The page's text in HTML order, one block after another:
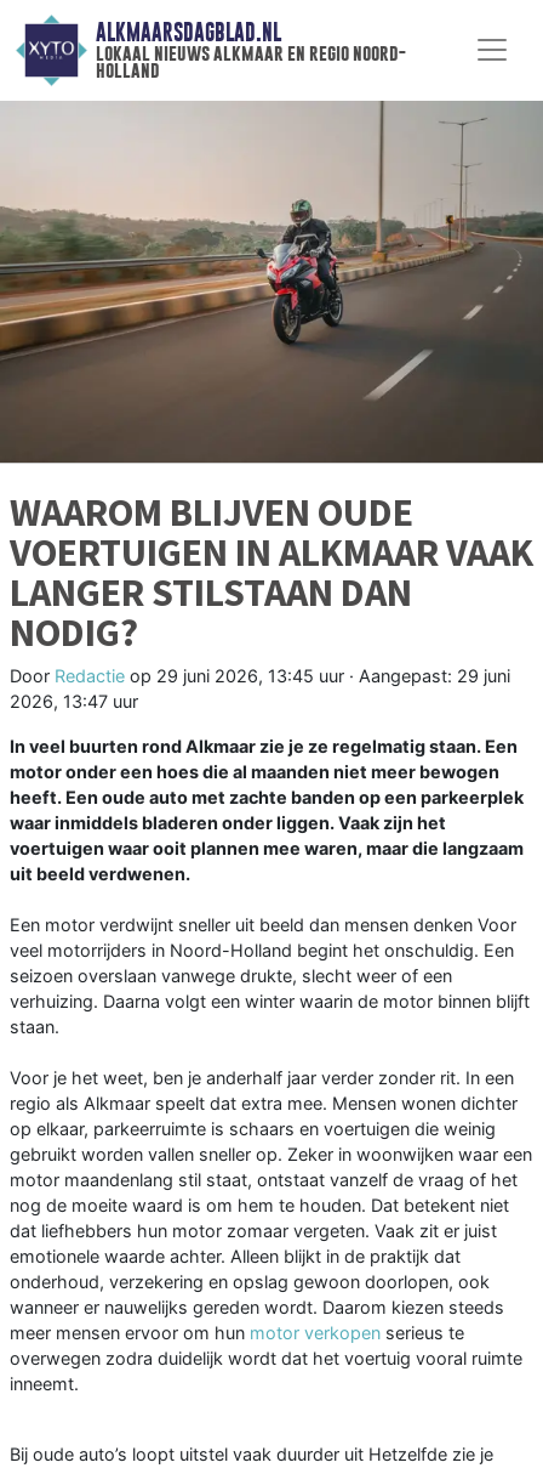
ALKMAARSDAGBLAD.NL
lokaal nieuws alkmaar en regio noord-
holland
WAAROM BLIJVEN OUDE
VOERTUIGEN IN ALKMAAR VAAK
LANGER STILSTAAN DAN
NODIG?
Door Redactie op 29 juni 2026, 13:45 uur · Aangepast: 29 juni
2026, 13:47 uur
In veel buurten rond Alkmaar zie je ze regelmatig staan. Een
motor onder een hoes die al maanden niet meer bewogen
heeft. Een oude auto met zachte banden op een parkeerplek
waar inmiddels bladeren onder liggen. Vaak zijn het
voertuigen waar ooit plannen mee waren, maar die langzaam
uit beeld verdwenen.
Een motor verdwijnt sneller uit beeld dan mensen denken Voor
veel motorrijders in Noord-Holland begint het onschuldig. Een
seizoen overslaan vanwege drukte, slecht weer of een
verhuizing. Daarna volgt een winter waarin de motor binnen blijft
staan.
Voor je het weet, ben je anderhalf jaar verder zonder rit. In een
regio als Alkmaar speelt dat extra mee. Mensen wonen dichter
op elkaar, parkeerruimte is schaars en voertuigen die weinig
gebruikt worden vallen sneller op. Zeker in woonwijken waar een
motor maandenlang stil staat, ontstaat vanzelf de vraag of het
nog de moeite waard is om hem te houden. Dat betekent niet
dat liefhebbers hun motor zomaar vergeten. Vaak zit er juist
emotionele waarde achter. Alleen blijkt in de praktijk dat
onderhoud, verzekering en opslag gewoon doorlopen, ook
wanneer er nauwelijks gereden wordt. Daarom kiezen steeds
meer mensen ervoor om hun motor verkopen serieus te
overwegen zodra duidelijk wordt dat het voertuig vooral ruimte
inneemt.
Bij oude auto’s loopt uitstel vaak duurder uit Hetzelfde zie je